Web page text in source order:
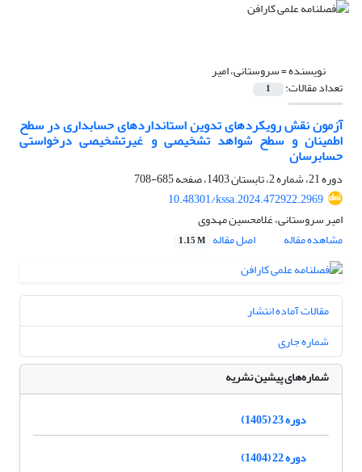
نویسنده =سروستانی، امیر
تعداد مقالات: 1
آزمون نقش رویکردهای تدوین استانداردهای حسابداری در سطح
اطمینان و سطح شواهد تشخیصی و غیرتشخیصی درخواستی
حسابرسان
دوره 21، شماره 2، تابستان 1403، صفحه
685-708
10.48301/kssa.2024.472922.2969
امیر سروستانی، غلامحسین مهدوی
مشاهده مقاله
اصل مقاله 1.15 M
مقالات آماده انتشار
شماره جاری
شماره‌های پیشین نشریه
دوره 23 (1405)
دوره 22 (1404)